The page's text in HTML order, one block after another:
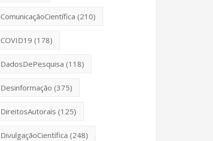
ComunicaçãoCientífica (210)
COVID19 (178)
DadosDePesquisa (118)
Desinformação (375)
DireitosAutorais (125)
DivulgaçãoCientífica (248)